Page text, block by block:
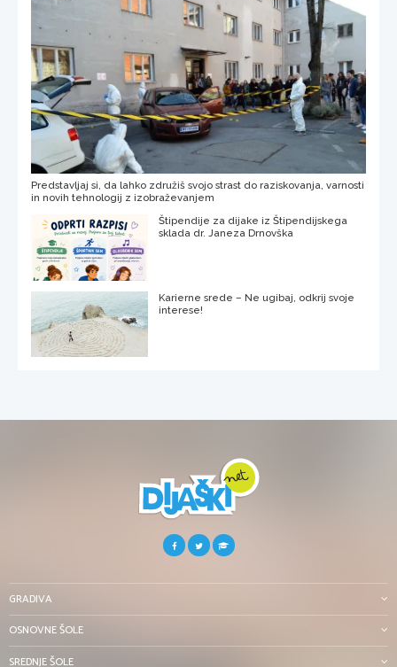
Predstavljaj si, da lahko združiš svojo strast do raziskovanja, varnosti
in novih tehnologij z izobraževanjem
Štipendije za dijake iz Štipendijskega
sklada dr. Janeza Drnovška
Karierne srede – Ne ugibaj, odkrij svoje
interese!
GRADIVA
OSNOVNE ŠOLE
SREDNJE ŠOLE